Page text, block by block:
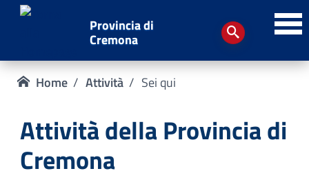
Provincia di
Cremona
Home Attività Sei qui
Attività della Provincia di
Cremona